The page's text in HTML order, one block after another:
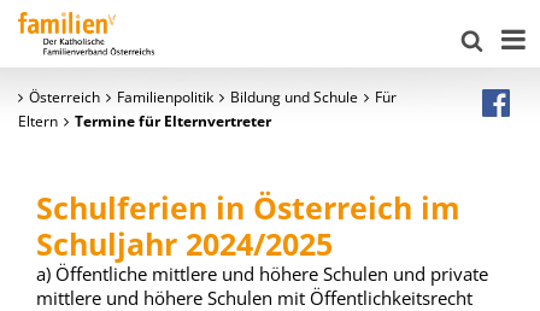
Österreich Familienpolitik Bildung und Schule
Für
Eltern
Termine für Elternvertreter
Schulferien in Österreich im
Schuljahr 2024/2025
a) Öffentliche mittlere und höhere Schulen und private
mittlere und höhere Schulen mit Öffentlichkeitsrecht